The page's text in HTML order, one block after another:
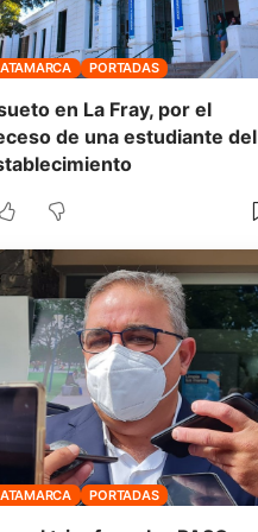
PORTADAS
en La Fray, por el
de una estudiante del
PORTADAS